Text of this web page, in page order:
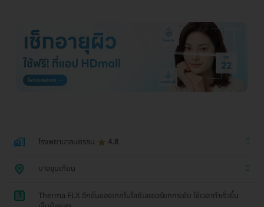
โรงพยาบาลนครธน 4.8
บางขุนเทียน
1
Therma FLX อีกขั้นของเทคโนโลยีเลเซอร์ยกกระชับ ใช้เวลาทำเร็วขึ้น